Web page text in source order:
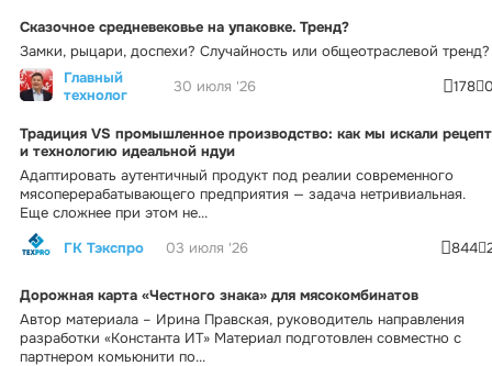
Сказочное средневековье на упаковке. Тренд?
Замки, рыцари, доспехи? Случайность или общеотраслевой тренд?
Главный
технолог
30 июля '26 178
Традиция VS промышленное производство: как мы искали рецепт
и технологию идеальной ндуи
Адаптировать аутентичный продукт под реалии современного
мясоперерабатывающего предприятия — задача нетривиальная.
Еще сложнее при этом не...
ГК Тэкспро
03 июля '26 844
Дорожная карта «Честного знака» для мясокомбинатов
Автор материала – Ирина Правская, руководитель направления
разработки «Константа ИТ» Материал подготовлен совместно с
партнером комьюнити по...